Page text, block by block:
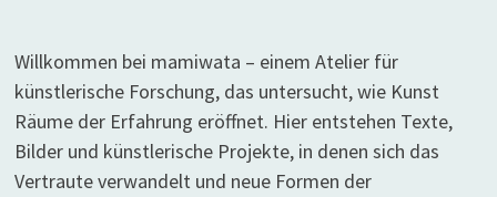
Willkommen bei mamiwata – einem Atelier für
künstlerische Forschung, das untersucht, wie Kunst
Räume der Erfahrung eröffnet. Hier entstehen Texte,
Bilder und künstlerische Projekte, in denen sich das
Vertraute verwandelt und neue Formen der